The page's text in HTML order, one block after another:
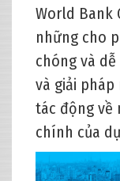
World Bank
những cho
chóng và
và giải pháp
tác động về
chính của